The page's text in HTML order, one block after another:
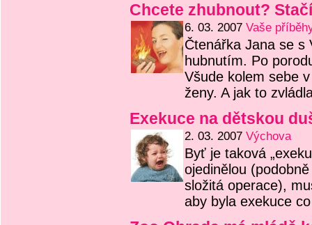
Chcete zhubnout?
6. 03. 2007 Vaše
Čtenářka Jana se s
hubnutím. Po
Všude kolem sebe
ženy. A jak to
Exekuce na dětskou
2. 03. 2007 Výchova
Byť je taková
ojedinělou
složitá operace),
aby byla exekuce